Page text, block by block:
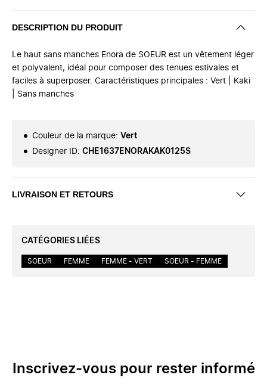
DESCRIPTION DU PRODUIT
Le haut sans manches Enora de SOEUR est un vêtement léger
et polyvalent, idéal pour composer des tenues estivales et
faciles à superposer. Caractéristiques principales : Vert | Kaki
| Sans manches
Couleur de la marque: Vert
Designer ID: CHE1637ENORAKAK0125S
LIVRAISON ET RETOURS
CATÉGORIES LIÉES
SOEUR FEMME FEMME - VERT SOEUR - FEMME
Inscrivez-vous pour rester informé